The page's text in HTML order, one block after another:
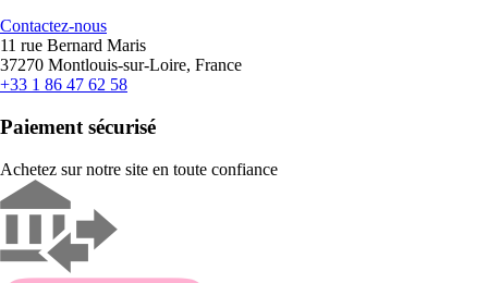
Contactez-nous
11 rue Bernard Maris
37270 Montlouis-sur-Loire, France
+33 1 86 47 62 58
Paiement sécurisé
Achetez sur notre site en toute confiance